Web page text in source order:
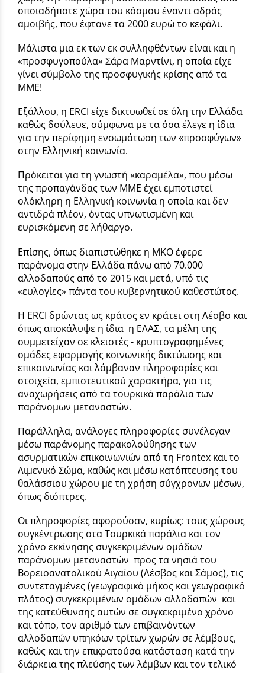
οποιαδήποτε χώρα του κόσμου έναντι αδράς
αμοιβής, που έφτανε τα 2000 ευρώ το κεφάλι.
Μάλιστα μια εκ των εκ συλληφθέντων είναι και η
«προσφυγοπούλα» Σάρα Μαρντίνι, η οποία είχε
γίνει σύμβολο της προσφυγικής κρίσης από τα
ΜΜΕ!
Εξάλλου, η ERCI είχε δικτυωθεί σε όλη την Ελλάδα
καθώς δούλευε, σύμφωνα με τα όσα έλεγε η ίδια
για την περίφημη ενσωμάτωση των «προσφύγων»
στην Ελληνική κοινωνία.
Πρόκειται για τη γνωστή «καραμέλα», που μέσω
της προπαγάνδας των ΜΜΕ έχει εμποτιστεί
ολόκληρη η Ελληνική κοινωνία η οποία και δεν
αντιδρά πλέον, όντας υπνωτισμένη και
ευρισκόμενη σε λήθαργο.
Επίσης, όπως διαπιστώθηκε η ΜΚΟ έφερε
παράνομα στην Ελλάδα πάνω από 70.000
αλλοδαπούς από το 2015 και μετά, υπό τις
«ευλογίες» πάντα του κυβερνητικού καθεστώτος.
Η ERCI δρώντας ως κράτος εν κράτει στη Λέσβο και
όπως αποκάλυψε η ίδια η ΕΛΑΣ, τα μέλη της
συμμετείχαν σε κλειστές - κρυπτογραφημένες
ομάδες εφαρμογής κοινωνικής δικτύωσης και
επικοινωνίας και λάμβαναν πληροφορίες και
στοιχεία, εμπιστευτικού χαρακτήρα, για τις
αναχωρήσεις από τα τουρκικά παράλια των
παράνομων μεταναστών.
Παράλληλα, ανάλογες πληροφορίες συνέλεγαν
μέσω παράνομης παρακολούθησης των
ασυρματικών επικοινωνιών από τη Frontex και το
Λιμενικό Σώμα, καθώς και μέσω κατόπτευσης του
θαλάσσιου χώρου με τη χρήση σύγχρονων μέσων,
όπως διόπτρες.
Οι πληροφορίες αφορούσαν, κυρίως: τους χώρους
συγκέντρωσης στα Τουρκικά παράλια και τον
χρόνο εκκίνησης συγκεκριμένων ομάδων
παράνομων μεταναστών προς τα νησιά του
Βορειοανατολικού Αιγαίου (Λέσβος και Σάμος), τις
συντεταγμένες (γεωγραφικό μήκος και γεωγραφικό
πλάτος) συγκεκριμένων ομάδων αλλοδαπών και
της κατεύθυνσης αυτών σε συγκεκριμένο χρόνο
και τόπο, τον αριθμό των επιβαινόντων
αλλοδαπών υπηκόων τρίτων χωρών σε λέμβους,
καθώς και την επικρατούσα κατάσταση κατά την
διάρκεια της πλεύσης των λέμβων και τον τελικό